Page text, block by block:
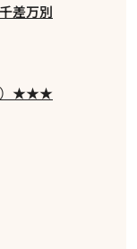
差万別
）★★★